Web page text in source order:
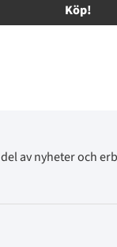
Köp!
av nyheter och